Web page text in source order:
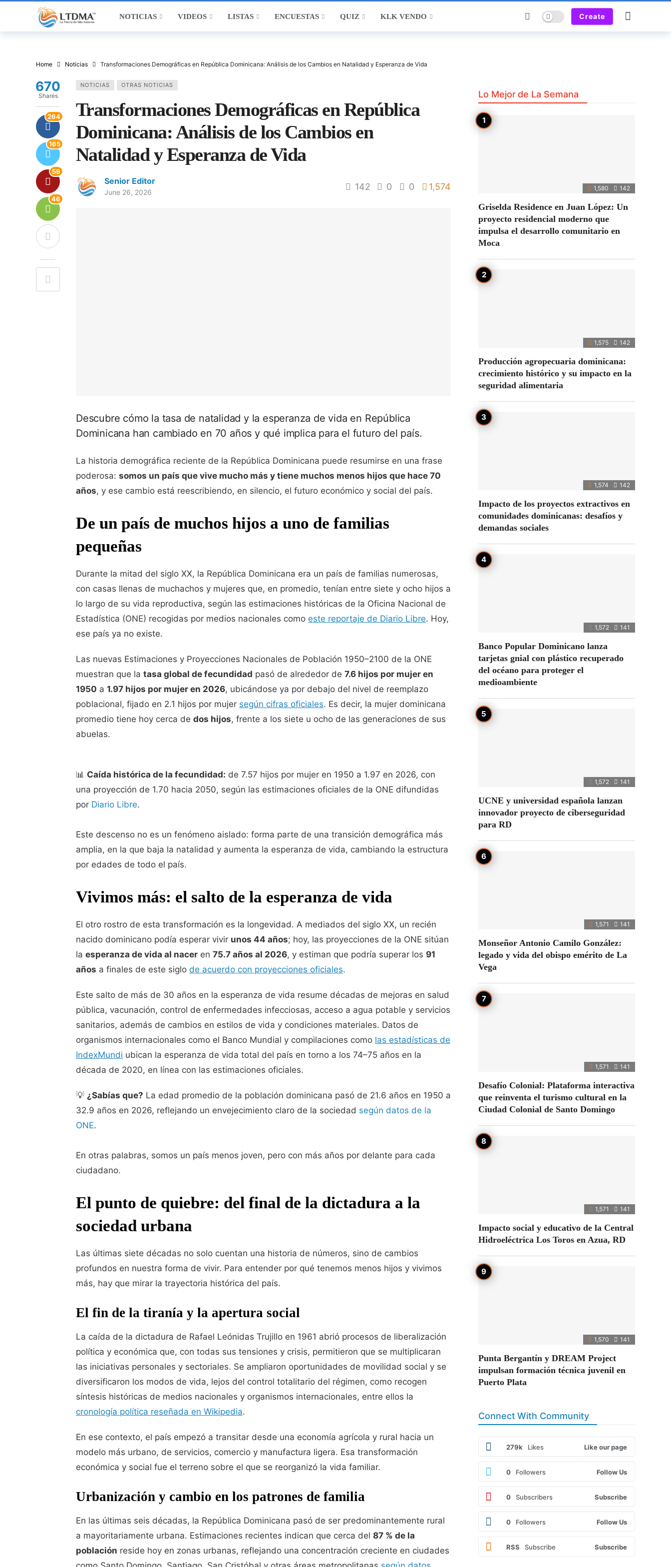
NOTICIAS VIDEOS LISTAS ENCUESTAS QUIZ KLK VENDO Dark mode Create
Home Noticias Transformaciones Demográficas en República Dominicana: Análisis de los Cambios en Natalidad y Esperanza de Vida
NOTICIAS OTRAS NOTICIAS
Transformaciones Demográficas en República
Dominicana: Análisis de los Cambios en
Natalidad y Esperanza de Vida
Senior Editor
June 26, 2026
142 0 0 1,574
670
Shares
264
165
59
46
Descubre cómo la tasa de natalidad y la esperanza de vida en República
Dominicana han cambiado en 70 años y qué implica para el futuro del país.
La historia demográfica reciente de la República Dominicana puede resumirse en una frase
poderosa: somos un país que vive mucho más y tiene muchos menos hijos que hace 70
años, y ese cambio está reescribiendo, en silencio, el futuro económico y social del país.
De un país de muchos hijos a uno de familias
pequeñas
Durante la mitad del siglo XX, la República Dominicana era un país de familias numerosas,
con casas llenas de muchachos y mujeres que, en promedio, tenían entre siete y ocho hijos a
lo largo de su vida reproductiva, según las estimaciones históricas de la Oficina Nacional de
Estadística (ONE) recogidas por medios nacionales como este reportaje de Diario Libre. Hoy,
ese país ya no existe.
Las nuevas Estimaciones y Proyecciones Nacionales de Población 1950–2100 de la ONE
muestran que la tasa global de fecundidad pasó de alrededor de 7.6 hijos por mujer en
1950 a 1.97 hijos por mujer en 2026, ubicándose ya por debajo del nivel de reemplazo
poblacional, fijado en 2.1 hijos por mujer según cifras oficiales. Es decir, la mujer dominicana
promedio tiene hoy cerca de dos hijos, frente a los siete u ocho de las generaciones de sus
abuelas.
📊 Caída histórica de la fecundidad: de 7.57 hijos por mujer en 1950 a 1.97 en 2026, con
una proyección de 1.70 hacia 2050, según las estimaciones oficiales de la ONE difundidas
por Diario Libre.
Este descenso no es un fenómeno aislado: forma parte de una transición demográfica más
amplia, en la que baja la natalidad y aumenta la esperanza de vida, cambiando la estructura
por edades de todo el país.
Vivimos más: el salto de la esperanza de vida
El otro rostro de esta transformación es la longevidad. A mediados del siglo XX, un recién
nacido dominicano podía esperar vivir unos 44 años; hoy, las proyecciones de la ONE sitúan
la esperanza de vida al nacer en 75.7 años al 2026, y estiman que podría superar los 91
años a finales de este siglo de acuerdo con proyecciones oficiales.
Este salto de más de 30 años en la esperanza de vida resume décadas de mejoras en salud
pública, vacunación, control de enfermedades infecciosas, acceso a agua potable y servicios
sanitarios, además de cambios en estilos de vida y condiciones materiales. Datos de
organismos internacionales como el Banco Mundial y compilaciones como las estadísticas de
IndexMundi ubican la esperanza de vida total del país en torno a los 74–75 años en la
década de 2020, en línea con las estimaciones oficiales.
💡 ¿Sabías que? La edad promedio de la población dominicana pasó de 21.6 años en 1950 a
32.9 años en 2026, reflejando un envejecimiento claro de la sociedad según datos de la
ONE.
En otras palabras, somos un país menos joven, pero con más años por delante para cada
ciudadano.
El punto de quiebre: del final de la dictadura a la
sociedad urbana
Las últimas siete décadas no solo cuentan una historia de números, sino de cambios
profundos en nuestra forma de vivir. Para entender por qué tenemos menos hijos y vivimos
más, hay que mirar la trayectoria histórica del país.
El fin de la tiranía y la apertura social
La caída de la dictadura de Rafael Leónidas Trujillo en 1961 abrió procesos de liberalización
política y económica que, con todas sus tensiones y crisis, permitieron que se multiplicaran
las iniciativas personales y sectoriales. Se ampliaron oportunidades de movilidad social y se
diversificaron los modos de vida, lejos del control totalitario del régimen, como recogen
síntesis históricas de medios nacionales y organismos internacionales, entre ellos la
cronología política reseñada en Wikipedia.
En ese contexto, el país empezó a transitar desde una economía agrícola y rural hacia un
modelo más urbano, de servicios, comercio y manufactura ligera. Esa transformación
económica y social fue el terreno sobre el que se reorganizó la vida familiar.
Urbanización y cambio en los patrones de familia
En las últimas seis décadas, la República Dominicana pasó de ser predominantemente rural
a mayoritariamente urbana. Estimaciones recientes indican que cerca del 87 % de la
población reside hoy en zonas urbanas, reflejando una concentración creciente en ciudades
Lo Mejor de La Semana
1,580 142
Griselda Residence en Juan López: Un
proyecto residencial moderno que
impulsa el desarrollo comunitario en
Moca
1,575 142
Producción agropecuaria dominicana:
crecimiento histórico y su impacto en la
seguridad alimentaria
1,574 142
Impacto de los proyectos extractivos en
comunidades dominicanas: desafíos y
demandas sociales
1,572 141
Banco Popular Dominicano lanza
tarjetas gnial con plástico recuperado
del océano para proteger el
medioambiente
1,572 141
UCNE y universidad española lanzan
innovador proyecto de ciberseguridad
para RD
1,571 141
Monseñor Antonio Camilo González:
legado y vida del obispo emérito de La
Vega
1,571 141
Desafío Colonial: Plataforma interactiva
que reinventa el turismo cultural en la
Ciudad Colonial de Santo Domingo
1,571 141
Impacto social y educativo de la Central
Hidroeléctrica Los Toros en Azua, RD
1,570 141
Punta Bergantín y DREAM Project
impulsan formación técnica juvenil en
Puerto Plata
Connect With Community
279k Likes Like our page
0 Followers Follow Us
0 Subscribers Subscribe
0 Followers Follow Us
RSS Subscribe Subscribe